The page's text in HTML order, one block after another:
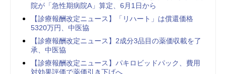
院が「急性期病院A」算定、6月1日から
【診療報酬改定ニュース】「リハート」は償還価格
5320万円、中医協
【診療報酬改定ニュース】2成分3品目の薬価収載を了
承、中医協
【診療報酬改定ニュース】パキロビッドパック、費用
対効果評価で薬価引き下げへ